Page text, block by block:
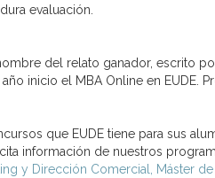
evaluación.
del relato ganador, escrito
inicio el MBA Online en EUDE.
que EUDE tiene para sus
información de nuestros
y Dirección Comercial, Máster